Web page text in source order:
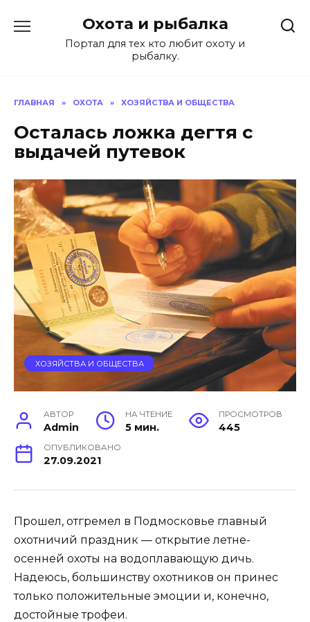
содержанию
Охота и рыбалка
Портал для тех кто любит охоту и
рыбалку.
ГЛАВНАЯ » ОХОТА » ХОЗЯЙСТВА И ОБЩЕСТВА
Осталась ложка дегтя с
выдачей путевок
ХОЗЯЙСТВА И ОБЩЕСТВА
АВТОР
Admin
НА ЧТЕНИЕ
5 мин.
ПРОСМОТРОВ
445
ОПУБЛИКОВАНО
27.09.2021
Прошел, отгремел в Подмосковье главный
охотничий праздник — открытие летне-
осенней охоты на водоплавающую дичь.
Надеюсь, большинству охотников он принес
только положительные эмоции и, конечно,
достойные трофеи.